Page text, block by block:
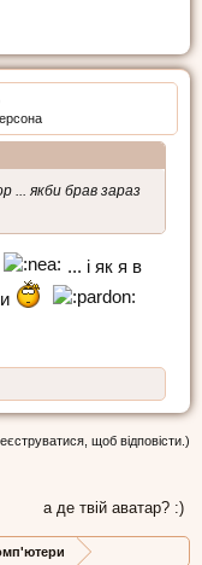
... якби брав зараз
... і як я в
щоб відповісти.)
а де твій аватар? :)